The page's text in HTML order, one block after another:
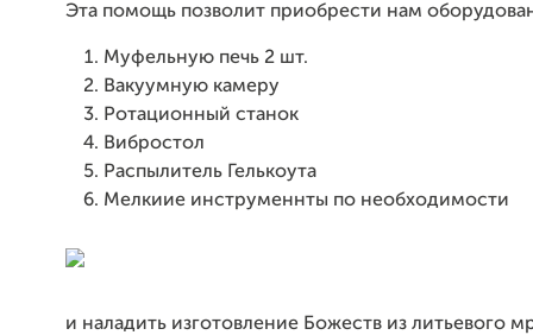
Эта помощь позволит приобрести нам
Муфельную печь 2 шт.
Вакуумную камеру
Ротационный станок
Вибростол
Распылитель Гелькоута
Мелкиие инструменнты по необходимости
и наладить изготовление Божеств из литьевого